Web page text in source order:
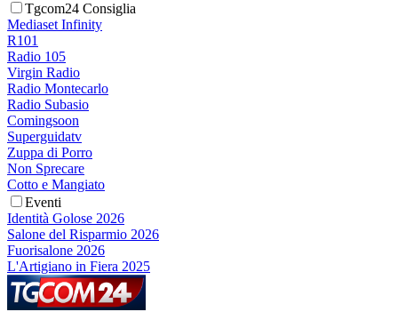
Tgcom24 Consiglia
Mediaset Infinity
R101
Radio 105
Virgin Radio
Radio Montecarlo
Radio Subasio
Comingsoon
Superguidatv
Zuppa di Porro
Non Sprecare
Cotto e Mangiato
Eventi
Identità Golose 2026
Salone del Risparmio 2026
Fuorisalone 2026
L'Artigiano in Fiera 2025